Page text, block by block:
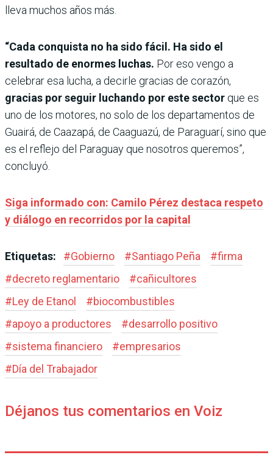
lleva muchos años más.
“Cada conquista no ha sido fácil. Ha sido el
resultado de enormes luchas. Por eso vengo a
celebrar esa lucha, a decirle gracias de corazón,
gracias por seguir luchando por este sector que es
uno de los motores, no solo de los departamentos de
Guairá, de Caazapá, de Caaguazú, de Paraguarí, sino que
es el reflejo del Paraguay que nosotros queremos”,
concluyó.
Siga informado con: Camilo Pérez destaca respeto
y diálogo en recorridos por la capital
Etiquetas: #Gobierno #Santiago Peña #firma
#decreto reglamentario #cañicultores
#Ley de Etanol #biocombustibles
#apoyo a productores #desarrollo positivo
#sistema financiero #empresarios
#Día del Trabajador
Déjanos tus comentarios en Voiz